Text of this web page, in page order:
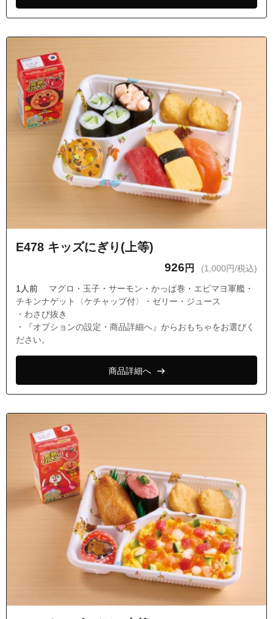
E478 キッズにぎり(上等)
926 円 (1,000円/税込)
1人前
マグロ・玉子・サーモン・かっぱ巻・エビマヨ軍艦・
チキンナゲット〈ケチャップ付〉・ゼリー・ジュース
・わさび抜き
・『オプションの設定・商品詳細へ』からおもちゃをお選びく
ださい。
商品詳細へ